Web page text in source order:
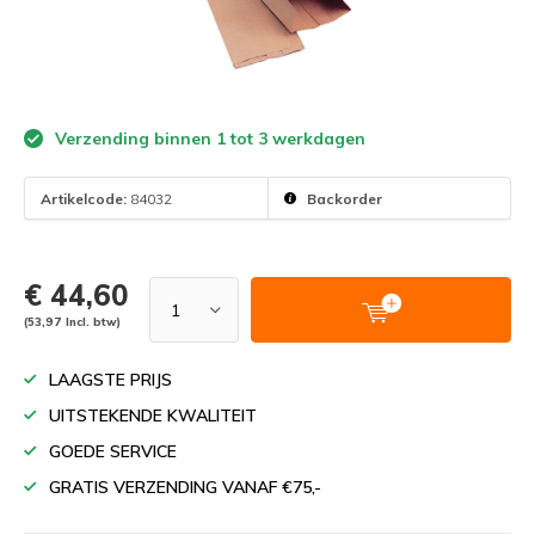
Verzending binnen 1 tot 3 werkdagen
Artikelcode: 84032 Backorder
€ 44,60
(53,97 Incl. btw)
LAAGSTE PRIJS
UITSTEKENDE KWALITEIT
GOEDE SERVICE
GRATIS VERZENDING VANAF €75,-